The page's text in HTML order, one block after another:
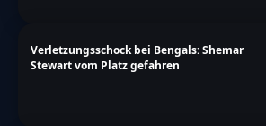
Verletzungsschock bei Bengals: Shemar
Stewart vom Platz gefahren